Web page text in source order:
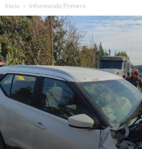
Inicio Informando Primero